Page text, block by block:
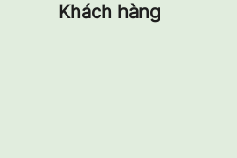
Khách hàng